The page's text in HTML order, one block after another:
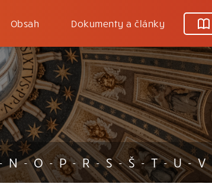
Obsah Dokumenty a články
- N - O - P - R - S - Š - T - U - V